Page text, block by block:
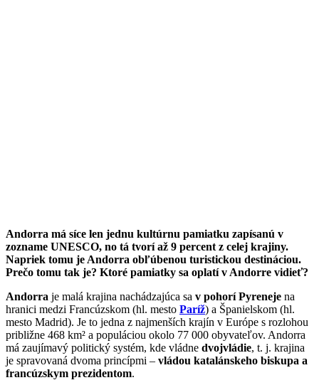
Andorra má síce len jednu kultúrnu pamiatku zapísanú v
zozname UNESCO, no tá tvorí až 9 percent z celej krajiny.
Napriek tomu je Andorra obľúbenou turistickou destináciou.
Prečo tomu tak je? Ktoré pamiatky sa oplatí v Andorre vidieť?
Andorra je malá krajina nachádzajúca sa v pohorí Pyreneje na
hranici medzi Francúzskom (hl. mesto Paríž) a Španielskom (hl.
mesto Madrid). Je to jedna z najmenších krajín v Európe s rozlohou
približne 468 km² a populáciou okolo 77 000 obyvateľov. Andorra
má zaujímavý politický systém, kde vládne dvojvládie, t. j. krajina
je spravovaná dvoma princípmi – vládou katalánskeho biskupa a
francúzskym prezidentom.